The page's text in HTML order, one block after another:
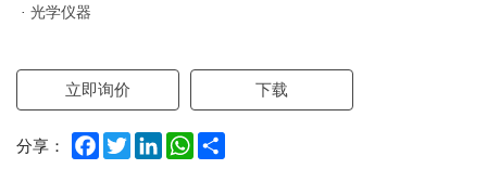
· 光学仪器
立即询价 下载
分享： Facebook
TwitterLinkedInWhatsApp